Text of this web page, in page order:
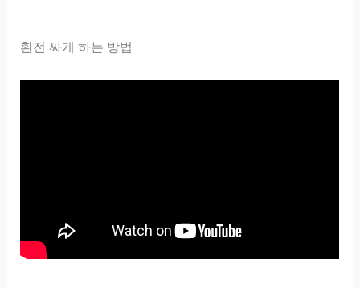
환전 싸게 하는 방법